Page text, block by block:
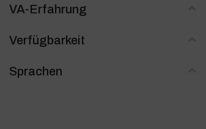
Datenerfassung
Digitale Produkte
Digitales Marketing
VA-Erfahrung
Verfügbarkeit
Sprachen